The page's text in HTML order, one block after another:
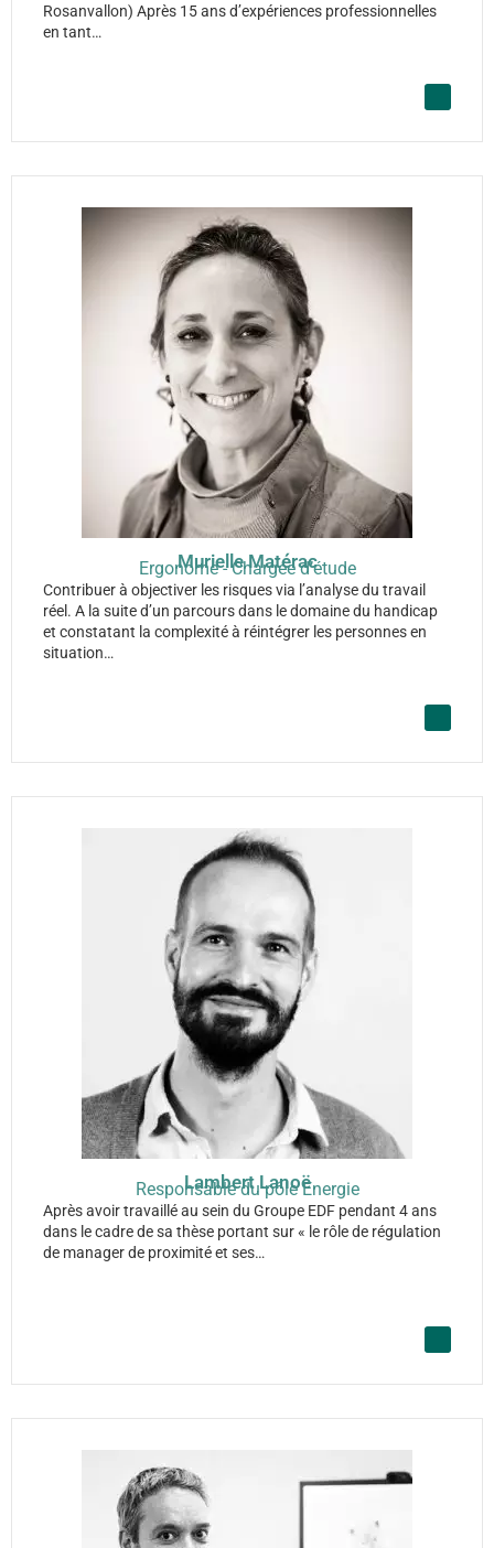
Rosanvallon) Après 15 ans d’expériences professionnelles
en tant…
Murielle Matérac
Ergonome - Chargée d’étude
Contribuer à objectiver les risques via l’analyse du travail
réel. A la suite d’un parcours dans le domaine du handicap
et constatant la complexité à réintégrer les personnes en
situation…
Lambert Lanoë
Responsable du pôle Energie
Après avoir travaillé au sein du Groupe EDF pendant 4 ans
dans le cadre de sa thèse portant sur « le rôle de régulation
de manager de proximité et ses…